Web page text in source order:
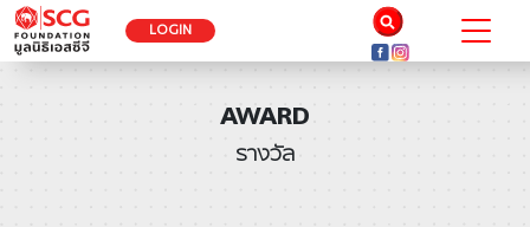
LOGIN
AWARD
รางวัล